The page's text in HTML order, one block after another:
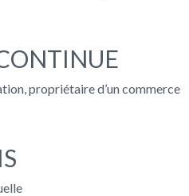
propriétaire d’un commerce